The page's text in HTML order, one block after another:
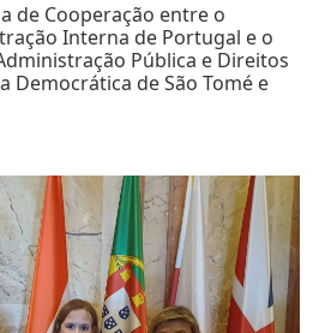
de Cooperação entre o
Interna de Portugal e o
Pública e Direitos
Democrática de São Tomé e